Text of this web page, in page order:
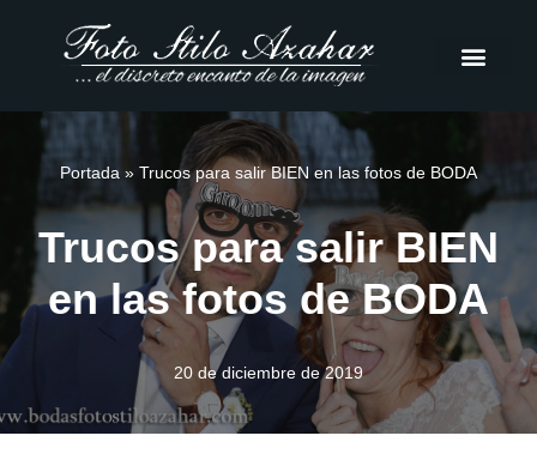
contenido
Portada » Trucos para salir BIEN en las fotos de BODA
Trucos para salir BIEN
en las fotos de BODA
20 de diciembre de 2019